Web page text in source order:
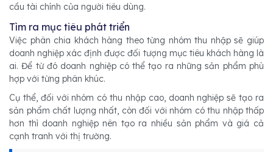
cầu tài chính của người tiêu dùng.
Tìm ra mục tiêu phát triển
Việc phân chia khách hàng theo từng nhóm thu nhập sẽ giúp
doanh nghiệp xác định được đối tượng mục tiêu khách hàng là
ai. Để từ đó doanh nghiệp có thể tạo ra những sản phẩm phù
hợp với từng phân khúc.
Cụ thể, đối với nhóm có thu nhập cao, doanh nghiệp sẽ tạo ra
sản phẩm chất lượng nhất, còn đối với nhóm có thu nhập thấp
hơn thì doanh nghiệp nên tạo ra nhiều sản phẩm và giá cả
cạnh tranh với thị trường.